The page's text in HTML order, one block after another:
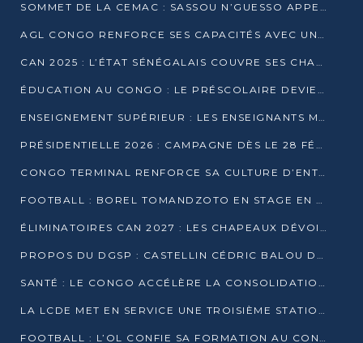
SOMMET DE LA CEMAC : SASSOU N’GUESSO APPELLE À LA VIGILANCE FACE AUX RISQUES ÉCONOMIQUES
AGL CONGO RENFORCE SES CAPACITÉS AVEC UNE GRUE DE 250 TONNES
CAN 2025 : L’ÉTAT SÉNÉGALAIS COUVRE SES CHAMPIONS D’AFRIQUE DE RÉCOMPENSES EXCEPTIONNELLES
ÉDUCATION AU CONGO : LE PRÉSCOLAIRE DEVIENT OBLIGATOIRE, LE BTS CONSACRÉ DIPLÔME D’ÉTAT
ENSEIGNEMENT SUPÉRIEUR : LES ENSEIGNANTS MAINTIENNENT LA GRÈVE ET EXIGENT UN ACCORD ÉCRIT AVEC L’ÉTAT
PRÉSIDENTIELLE 2026 : CAMPAGNE DÈS LE 28 FÉVRIER, SCRUTIN LES 12 ET 15 MARS
CONGO TERMINAL RENFORCE SA CULTURE D’ENTREPRISE AVEC LE PROGRAMME « WIN TOGETHER »
FOOTBALL : BOREL TOMANDZOTO EN STAGE EN ESPAGNE AVEC POLISSYA FC
ÉLIMINATOIRES CAN 2027 : LES CHAPEAUX DÉVOILÉS, LE CONGO FIXÉ SUR SON SORT
PROPOS DU DGSP : CASTELLIN CÉDRIC BALOU DÉNONCE DES PROPOS INTIMIDANTS
SANTÉ : LE CONGO ACCÉLÈRE LA CONSOLIDATION DE L’OFFRE DE SOINS
LA LCDE MET EN SERVICE UNE TROISIÈME STATION D’EAU POTABLE À MFILOU
FOOTBALL : L’OL CONFIE SA FORMATION AU CONGOLAIS CHRISTIAN BASSILA